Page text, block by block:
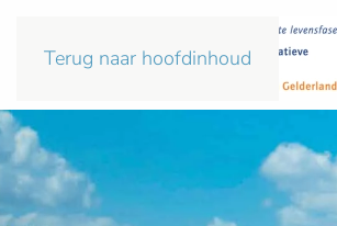
Terug naar hoofdinhoud